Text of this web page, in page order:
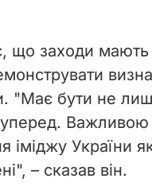
що заходи мають
"Має бути не
Важливою
іміджу України
– сказав він.